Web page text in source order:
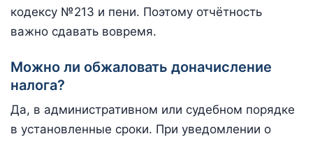
кодексу №213 и пени. Поэтому отчётность
важно сдавать вовремя.
Можно ли обжаловать доначисление
налога?
Да, в административном или судебном порядке
в установленные сроки. При уведомлении о